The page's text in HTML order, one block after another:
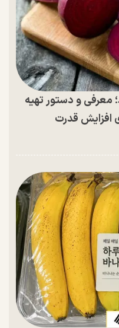
معرفی و دستور تهیه
افزایش قدرت